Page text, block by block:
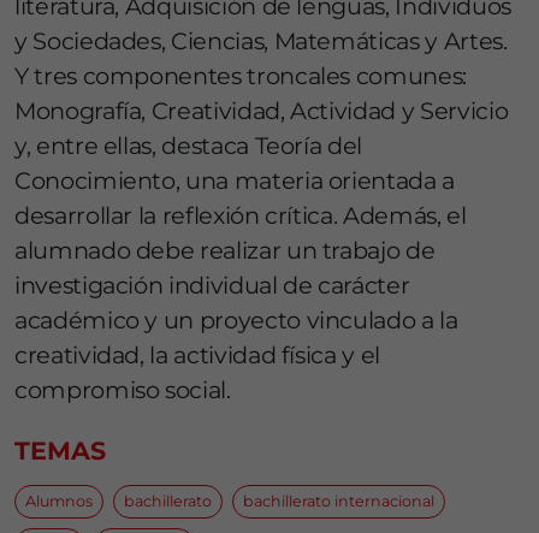
literatura, Adquisición de lenguas, Individuos
y Sociedades, Ciencias, Matemáticas y Artes.
Y tres componentes troncales comunes:
Monografía, Creatividad, Actividad y Servicio
y, entre ellas, destaca Teoría del
Conocimiento, una materia orientada a
desarrollar la reflexión crítica. Además, el
alumnado debe realizar un trabajo de
investigación individual de carácter
académico y un proyecto vinculado a la
creatividad, la actividad física y el
compromiso social.
TEMAS
Alumnos bachillerato bachillerato internacional